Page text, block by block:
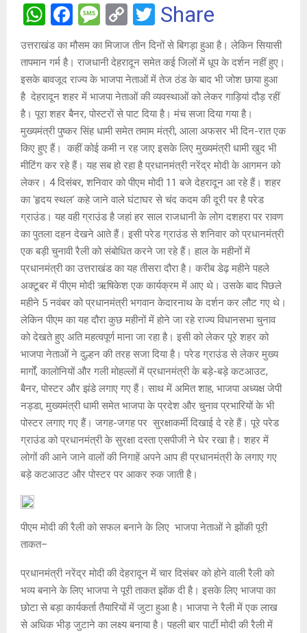
W
h
at
s
A
p
p
F
a
ce
b
o
o
k
M
es
s
a
g
e
C
o
py
Li
n
k
T
wi
tt
er
Share
उत्तराखंड का मौसम का मिजाज तीन दिनों से बिगड़ा हुआ है। लेकिन सियासी
तापमान गर्म है। राजधानी देहरादून समेत कई जिलों में धूप के दर्शन नहीं हुए।
इसके बावजूद राज्य के भाजपा नेताओं में तेज ठंड के बाद भी जोश छाया हुआ
है देहरादून शहर में भाजपा नेताओं की व्यवस्थाओं को लेकर गाड़ियां दौड़ रहीं
है। ‌पूरा शहर बैनर, पोस्टरों से पाट दिया है। मंच सजा दिया गया है।
मुख्यमंत्री पुष्कर सिंह धामी समेत तमाम मंत्री, आला अफसर भी दिन-रात एक
किए हुए हैं। ‌ कहीं कोई कमी न रह जाए इसके लिए मुख्यमंत्री धामी खुद भी
मीटिंग कर रहे हैं। यह सब हो रहा है प्रधानमंत्री नरेंद्र मोदी के आगमन को
लेकर। 4 दिसंबर, शनिवार को पीएम मोदी 11 बजे देहरादून आ रहे हैं। शहर
का ‘हृदय स्थल’ कहे जाने वाले घंटाघर से चंद कदम की दूरी पर है परेड
ग्राउंड। यह वही ग्राउंड है जहां हर साल राजधानी के लोग दशहरा पर रावण
का पुतला दहन देखने आते हैं। इसी परेड ग्राउंड से शनिवार को प्रधानमंत्री
एक बड़ी चुनावी रैली को संबोधित करने जा रहे हैं। हाल के महीनों में
प्रधानमंत्री का उत्तराखंड का यह तीसरा दौरा है। करीब डेढ़ महीने पहले
अक्टूबर में पीएम मोदी ऋषिकेश एक कार्यक्रम में आए थे। उसके बाद पिछले
महीने 5 नवंबर को प्रधानमंत्री भगवान केदारनाथ के दर्शन कर लौट गए थे।
लेकिन पीएम का यह दौरा कुछ महीनों में होने जा रहे राज्य विधानसभा चुनाव
को देखते हुए अति महत्वपूर्ण माना जा रहा है। इसी को लेकर पूरे शहर को
भाजपा नेताओं ने दुल्हन की तरह सजा दिया है। परेड ग्राउंड से लेकर मुख्य
मार्गों, कालोनियों और गली मोहल्लों में प्रधानमंत्री के बड़े-बड़े कटआउट,
बैनर, पोस्टर और झंडे लगाए गए हैं। साथ में अमित शाह, भाजपा अध्यक्ष जेपी
नड्डा, मुख्यमंत्री धामी समेत भाजपा के प्रदेश और चुनाव प्रभारियों के भी
पोस्टर लगाए गए हैं। जगह-जगह पर सुरक्षाकर्मी दिखाई दे रहे हैं। पूरे परेड
ग्राउंड को प्रधानमंत्री के सुरक्षा दस्ता एसपीजी ने घेर रखा है। शहर में
लोगों की आने जाने वालों की निगाहें अपने आप ही प्रधानमंत्री के लगाए गए
बड़े कटआउट और पोस्टर पर आकर रुक जाती है।
पीएम मोदी की रैली को सफल बनाने के लिए भाजपा नेताओं ने झोंकी पूरी
ताकत–
प्रधानमंत्री नरेंद्र मोदी की देहरादून में चार दिसंबर को होने वाली रैली को
भव्य बनाने के लिए भाजपा ने पूरी ताकत झोंक दी है। इसके लिए भाजपा का
छोटा से बड़ा कार्यकर्ता तैयारियों में जुटा हुआ है। भाजपा ने रैली में एक लाख
से अधिक भीड़ जुटाने का लक्ष्य बनाया है। पहली बार पार्टी मोदी की रैली में